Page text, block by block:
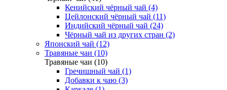
Кенийский чёрный чай (4)
Цейлонский чёрный чай (11)
Индийский чёрный чай (24)
Чёрный чай из других стран (2)
Японский чай (12)
Травяные чаи (10)
Травяные чаи (10)
Гречишный чай (1)
Добавки к чаю (3)